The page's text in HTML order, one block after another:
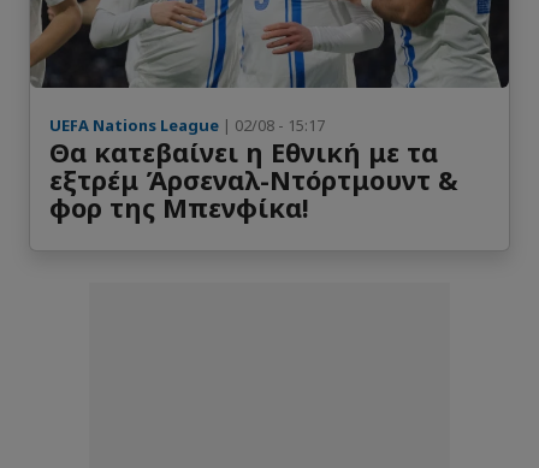
UEFA Nations League | 02/08 - 15:17
Θα κατεβαίνει η Εθνική με τα
εξτρέμ Άρσεναλ-Ντόρτμουντ &
φορ της Μπενφίκα!